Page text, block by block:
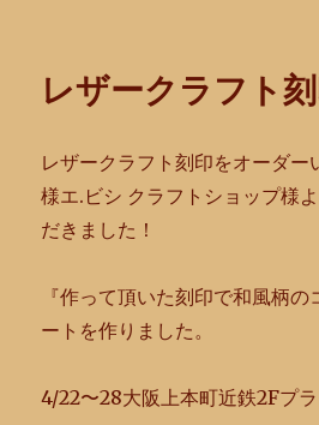
ー
レザークラフト
レザークラフト刻印をオーダー
様エ.ビシ クラフトショップ様
だきました！
『作って頂いた刻印で和風柄の
ートを作りました。
4/22〜28大阪上本町近鉄2Fプ